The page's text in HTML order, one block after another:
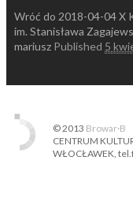
Wróć do 2018-04-04 X
im. Stanisława
mariusz Published 5
© 2013 Browar·B
CENTRUM
WŁOCŁAWEK,